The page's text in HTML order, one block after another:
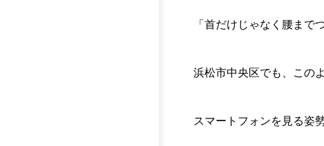
「首だけじゃなく腰まで
浜松市中央区でも、この
スマートフォンを見る姿